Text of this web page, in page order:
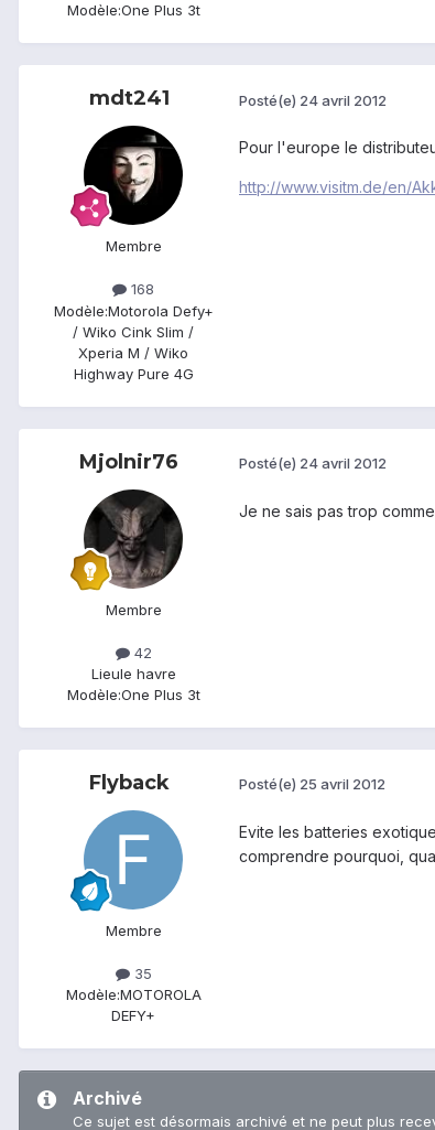
Modèle:One Plus 3t
mdt241
Membre
168
Modèle:Motorola Defy+
/ Wiko Cink Slim /
Xperia M / Wiko
Highway Pure 4G
Posté(e) 24 avril 2012
Pour l'europe le
http://www.visitm.de/en/
Mjolnir76
Membre
42
Lieule havre
Modèle:One Plus 3t
Posté(e) 24 avril 2012
Je ne sais pas trop
Flyback
Membre
35
Modèle:MOTOROLA
DEFY+
Posté(e) 25 avril 2012
Evite les batteries
comprendre pourquoi,
Archivé
Ce sujet est désormais archivé et ne peut plus